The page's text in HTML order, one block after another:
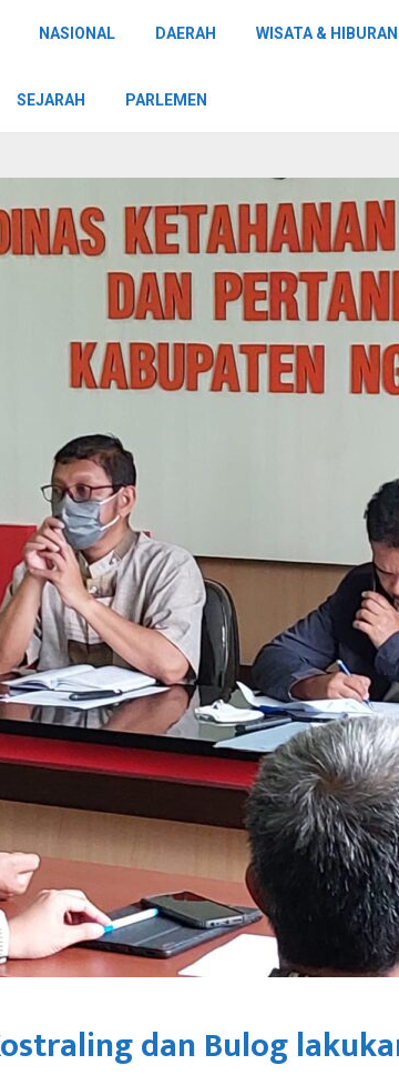
NASIONAL DAERAH WISATA & HIBURAN
SEJARAH PARLEMEN
dan Bulog